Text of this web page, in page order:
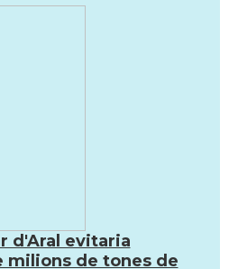
d'Aral evitaria
milions de tones de